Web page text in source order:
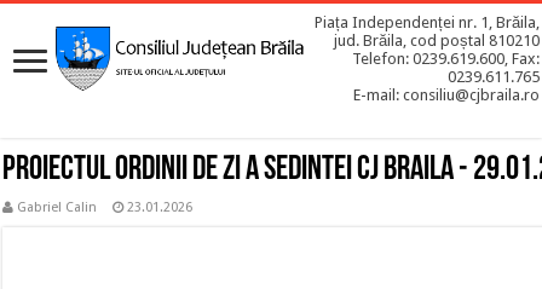
Piața Independenței nr. 1, Brăila,
jud. Brăila, cod poștal 810210
Telefon: 0239.619.600, Fax:
0239.611.765
E-mail: consiliu@cjbraila.ro
Proiectul ordinii de zi a sedintei CJ BRAILA -
Gabriel Calin 23.01.2026